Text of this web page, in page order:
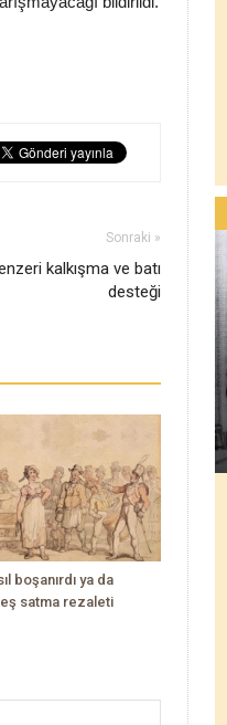
Sonraki »
kalkışma ve batı
desteği
boşanırdı ya da
satma rezaleti